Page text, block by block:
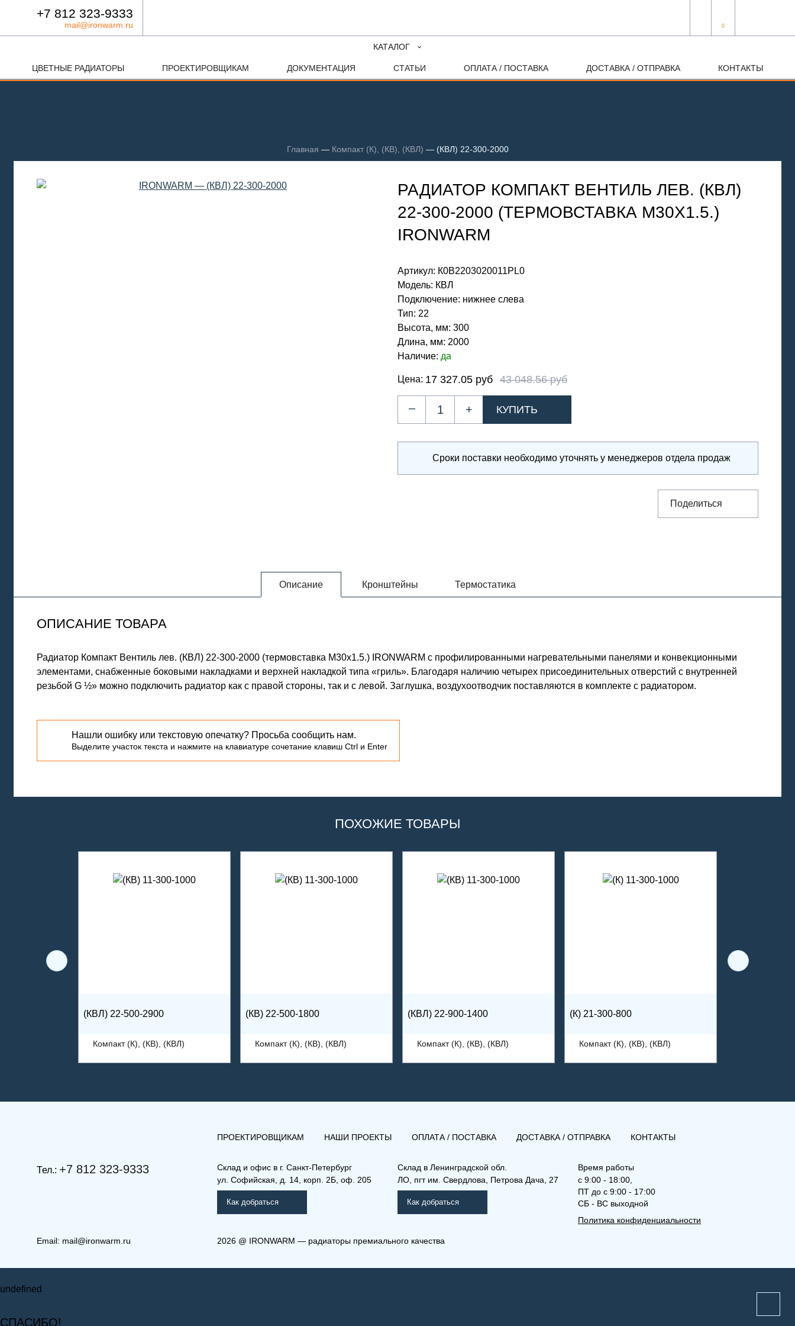
+7 812 323-9333
mail@ironwarm.ru 0
КАТАЛОГ
ЦВЕТНЫЕ РАДИАТОРЫ ПРОЕКТИРОВЩИКАМ ДОКУМЕНТАЦИЯ СТАТЬИ ОПЛАТА / ПОСТАВКА ДОСТАВКА / ОТПРАВКА КОНТАКТЫ
Главная — Компакт (К), (КВ), (КВЛ) — (КВЛ) 22-300-2000
РАДИАТОР КОМПАКТ ВЕНТИЛЬ ЛЕВ. (КВЛ)
22-300-2000 (ТЕРМОВСТАВКА М30Х1.5.)
IRONWARM
Артикул: К0В2203020011PL0
Модель: КВЛ
Подключение: нижнее слева
Тип: 22
Высота, мм: 300
Длина, мм: 2000
Наличие: да
Цена: 17 327.05 руб 43 048.56 руб
– +
Сроки поставки необходимо уточнять у менеджеров отдела продаж
Поделиться
Описание Кронштейны Термостатика
ОПИСАНИЕ ТОВАРА
Радиатор Компакт Вентиль лев. (КВЛ) 22-300-2000 (термовставка М30х1.5.) IRONWARM с профилированными нагревательными панелями и конвекционными
элементами, снабженные боковыми накладками и верхней накладкой типа «гриль». Благодаря наличию четырех присоединительных отверстий с внутренней
резьбой G ½» можно подключить радиатор как с правой стороны, так и с левой. Заглушка, воздухоотводчик поставляются в комплекте с радиатором.
Нашли ошибку или текстовую опечатку? Просьба сообщить нам.
Выделите участок текста и нажмите на клавиатуре сочетание клавиш Ctrl и Enter
ПОХОЖИЕ ТОВАРЫ
(КВЛ) 22-500-2900
Компакт (К), (КВ), (КВЛ)
(КВ) 22-500-1800
Компакт (К), (КВ), (КВЛ)
(КВЛ) 22-900-1400
Компакт (К), (КВ), (КВЛ)
(К) 21-300-800
Компакт (К), (КВ), (КВЛ)
(КВ) 33-900-900 (КВ) 33-400-900 (КВЛ) 22-400-1300
Тел.: +7 812 323-9333
ПРОЕКТИРОВЩИКАМ НАШИ ПРОЕКТЫ ОПЛАТА / ПОСТАВКА ДОСТАВКА / ОТПРАВКА КОНТАКТЫ
Склад и офис в г. Санкт-Петербург
ул. Софийская, д. 14, корп. 2Б, оф. 205
Как добраться
Склад в Ленинградской обл.
ЛО, пгт им. Свердлова, Петрова Дача, 27
Как добраться
Время работы
с 9:00 - 18:00,
ПТ до с 9:00 - 17:00
СБ - ВС выходной
Политика конфиденциальности
Email: mail@ironwarm.ru 2026 @ IRONWARM — радиаторы премиального качества
undefined
СПАСИБО!